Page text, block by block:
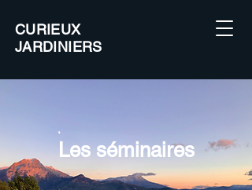
CURIEUX
JARDINIERS
Les séminaires